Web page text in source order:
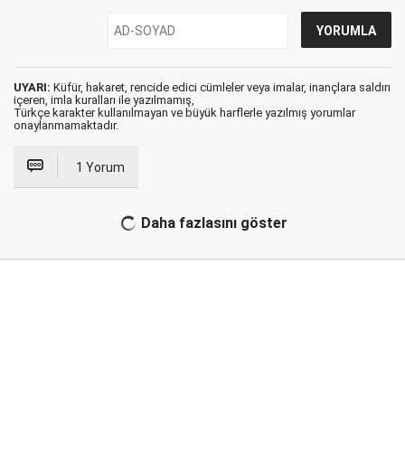
UYARI: Küfür, hakaret, rencide edici cümleler veya imalar, inançlara saldırı
içeren, imla kuralları ile yazılmamış,
Türkçe karakter kullanılmayan ve büyük harflerle yazılmış yorumlar
onaylanmamaktadır.
1 Yorum
Daha fazlasını göster